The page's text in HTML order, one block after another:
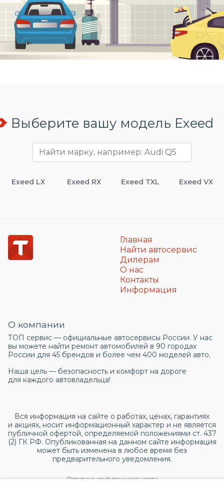
Выберите вашу модель Exeed
Exeed LX Exeed RX Exeed TXL Exeed VX
Главная
Найти автосервис
Дилерам
О нас
Контакты
Информация
О компании
ТОП сервис — официальные автосервисы России. У нас
вы можете найти ремонт автомобилей в 90 городах
России для 45 брендов и более чем 400 моделей авто.
Наша цель — безопасность и комфорт на дороге
для каждого автовладельца!
Вся информация на сайте о работах, ценах, гарантиях
и акциях, носит информационный характер и не является
публичной офертой, определяемой положениями ст. 437
(2) ГК РФ. Опубликованная на данном сайте информация
может быть изменена в любое время без
предварительного уведомления.
Политика конфиденциальности